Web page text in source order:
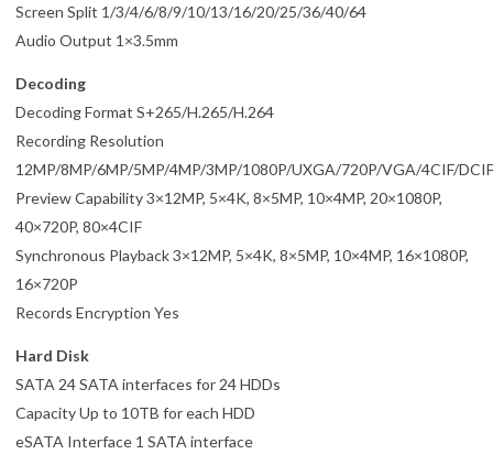
Screen Split 1/3/4/6/8/9/10/13/16/20/25/36/40/64
Audio Output 1×3.5mm
Decoding
Decoding Format S+265/H.265/H.264
Recording Resolution
12MP/8MP/6MP/5MP/4MP/3MP/1080P/UXGA/720P/VGA/4CIF/
Preview Capability 3×12MP, 5×4K, 8×5MP, 10×4MP, 20×1080P,
40×720P, 80×4CIF
Synchronous Playback 3×12MP, 5×4K, 8×5MP, 10×4MP, 16×1080P,
16×720P
Records Encryption Yes
Hard Disk
SATA 24 SATA interfaces for 24 HDDs
Capacity Up to 10TB for each HDD
eSATA Interface 1 SATA interface